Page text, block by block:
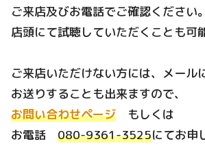
ご来店及びお電話でご確認ください。
店頭にて試聴していただくことも可
ご来店いただけない方には、メール
お送りすることも出来ますので、
お問い合わせページ もしくは
お電話 080-9361-3525にてお申